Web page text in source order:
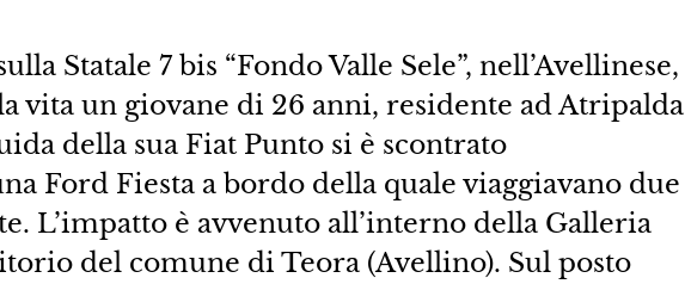
Statale 7 bis “Fondo Valle Sele”, nell’Avellinese,
vita un giovane di 26 anni, residente ad Atripalda
della sua Fiat Punto si è scontrato
Ford Fiesta a bordo della quale viaggiavano due
L’impatto è avvenuto all’interno della Galleria
del comune di Teora (Avellino). Sul posto